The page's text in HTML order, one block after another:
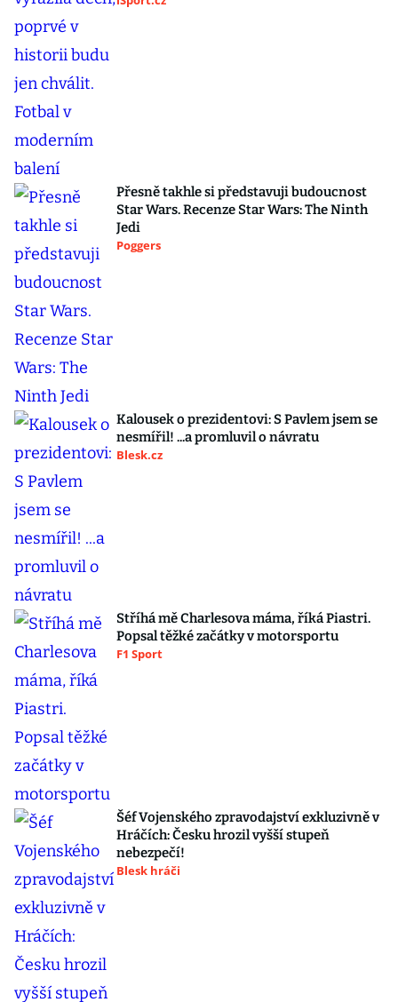
Přesně takhle si představuji budoucnost
Star Wars. Recenze Star Wars: The Ninth
Jedi
Poggers
Kalousek o prezidentovi: S Pavlem jsem se
nesmířil! ...a promluvil o návratu
Blesk.cz
Stříhá mě Charlesova máma, říká Piastri.
Popsal těžké začátky v motorsportu
F1 Sport
Šéf Vojenského zpravodajství exkluzivně v
Hráčích: Česku hrozil vyšší stupeň
nebezpečí!
Blesk hráči